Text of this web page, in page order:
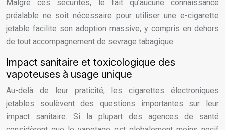
Malgré ces sécurités, le fait qu’aucune connaissance
préalable ne soit nécessaire pour utiliser une e-cigarette
jetable facilite son adoption massive, y compris en dehors
de tout accompagnement de sevrage tabagique.
Impact sanitaire et toxicologique des
vapoteuses à usage unique
Au-delà de leur praticité, les cigarettes électroniques
jetables soulèvent des questions importantes sur leur
impact sanitaire. Si la plupart des agences de santé